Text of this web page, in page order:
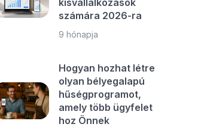
kisvállalkozások
számára 2026-ra
9 hónapja
Hogyan hozhat létre
olyan bélyegalapú
hűségprogramot,
amely több ügyfelet
hoz Önnek